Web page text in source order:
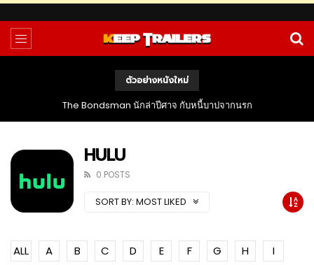
ตัวอย่างหนังใหม่
The Bondsman นักล่าปีศาจ กับหนี้บาปจากนรก
HULU
0 POSTS
SORT BY: MOST LIKED
ALL A B C D E F G H
I